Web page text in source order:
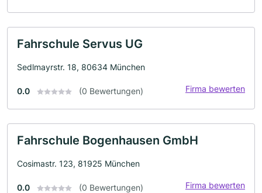
Fahrschule Servus UG
Sedlmayrstr. 18, 80634 München
0.0 (0 Bewertungen) Firma bewerten
Fahrschule Bogenhausen GmbH
Cosimastr. 123, 81925 München
0.0 (0 Bewertungen) Firma bewerten